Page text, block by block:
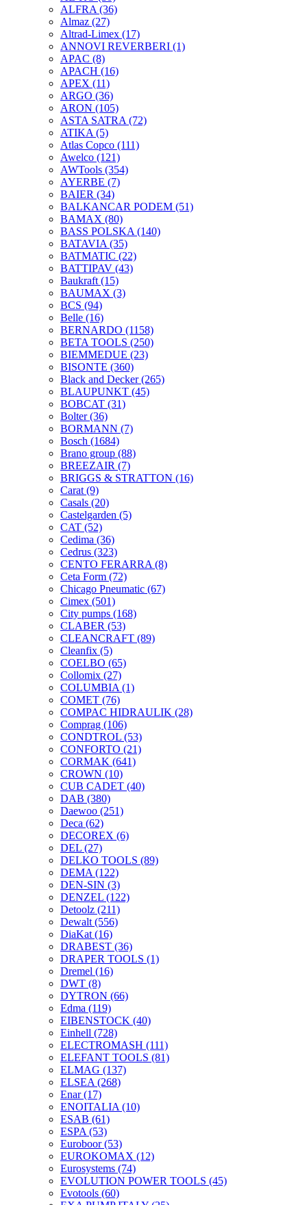
ALFRA (36)
Almaz (27)
Altrad-Limex (17)
ANNOVI REVERBERI (1)
APAC (8)
APACH (16)
APEX (11)
ARGO (36)
ARON (105)
ASTA SATRA (72)
ATIKA (5)
Atlas Copco (111)
Awelco (121)
AWTools (354)
AYERBE (7)
BAIER (34)
BALKANCAR PODEM (51)
BAMAX (80)
BASS POLSKA (140)
BATAVIA (35)
BATMATIC (22)
BATTIPAV (43)
Baukraft (15)
BAUMAX (3)
BCS (94)
Belle (16)
BERNARDO (1158)
BETA TOOLS (250)
BIEMMEDUE (23)
BISONTE (360)
Black and Decker(265)
BLAUPUNKT (45)
BOBCAT (31)
Bolter(36)
BORMANN (7)
Bosch (1684)
Brano group (88)
BREEZAIR (7)
BRIGGS & STRATTON (16)
Carat (9)
Casals (20)
Castelgarden (5)
CAT (52)
Cedima (36)
Cedrus (323)
CENTO FERARRA (8)
Ceta Form (72)
Chicago Pneumatic (67)
Cimex (501)
City pumps (168)
CLABER (53)
CLEANCRAFT (89)
Cleanfix (5)
COELBO (65)
Collomix (27)
COLUMBIA (1)
COMET (76)
COMPAC HIDRAULIK (28)
Comprag (106)
CONDTROL (53)
CONFORTO (21)
CORMAK (641)
CROWN (10)
CUB CADET (40)
DAB (380)
Daewoo (251)
Deca (62)
DECOREX (6)
DEL (27)
DELKO TOOLS (89)
DEMA (122)
DEN-SIN (3)
DENZEL (122)
Detoolz (211)
Dewalt (556)
DiaKat (16)
DRABEST (36)
DRAPER TOOLS (1)
Dremel (16)
DWT (8)
DYTRON (66)
Edma (119)
EIBENSTOCK (40)
Einhell (728)
ELECTROMASH (111)
ELEFANT TOOLS (81)
ELMAG (137)
ELSEA (268)
Enar(17)
ENOITALIA (10)
ESAB (61)
ESPA (53)
Euroboor(53)
EUROKOMAX (12)
Eurosystems (74)
EVOLUTION POWER TOOLS (45)
Evotools (60)